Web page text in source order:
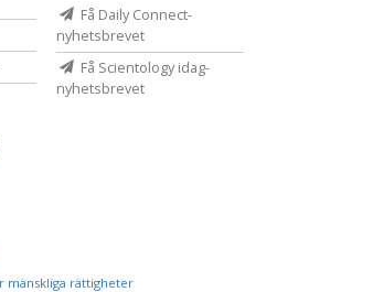
Få Daily Connect-
nyhetsbrevet
Få Scientology idag-
nyhetsbrevet
mänskliga rättigheter